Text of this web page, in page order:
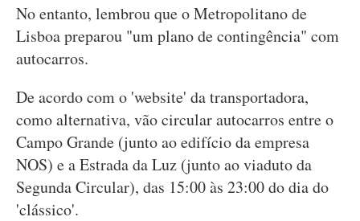
No entanto, lembrou que o Metropolitano de
Lisboa preparou "um plano de contingência" com
autocarros.
De acordo com o 'website' da transportadora,
como alternativa, vão circular autocarros entre o
Campo Grande (junto ao edifício da empresa
NOS) e a Estrada da Luz (junto ao viaduto da
Segunda Circular), das 15:00 às 23:00 do dia do
'clássico'.